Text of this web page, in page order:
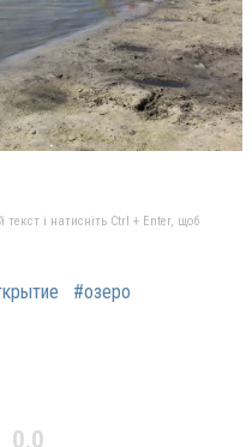
і натисніть Ctrl + Enter, щоб
#озеро
0,0